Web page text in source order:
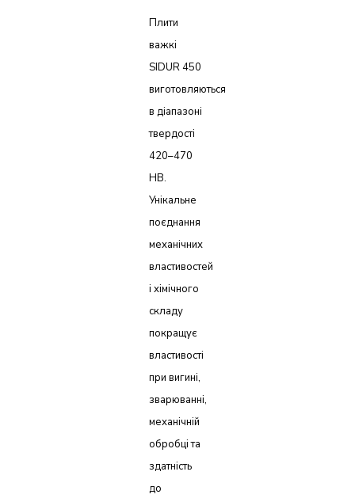
Плити
важкі
SIDUR 450
виготовляються
в діапазоні
твердості
420–470
HB.
Унікальне
поєднання
механічних
властивостей
і хімічного
складу
покращує
властивості
при вигині,
зварюванні,
механічній
обробці та
здатність
до